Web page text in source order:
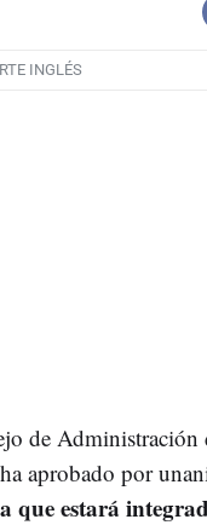
INGLÉS
de Administración
aprobado por
que estará